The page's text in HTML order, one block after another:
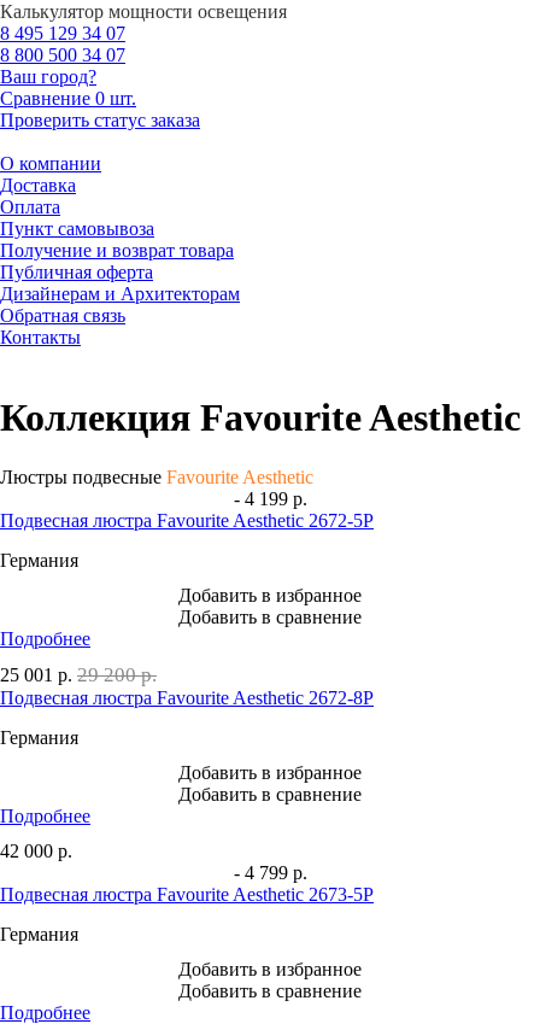
Калькулятор мощности освещения
8 495 129 34 07
8 800 500 34 07
Ваш город?
Сравнение 0 шт.
Проверить статус заказа
О компании
Доставка
Оплата
Пункт самовывоза
Получение и возврат товара
Публичная оферта
Дизайнерам и Архитекторам
Обратная связь
Контакты
Коллекция Favourite Aesthetic
Люстры подвесные Favourite Aesthetic
- 4 199 р.
Подвесная люстра Favourite Aesthetic 2672-5P
Германия
Добавить в избранное
Добавить в сравнение
Подробнее
25 001 р. 29 200 р.
Подвесная люстра Favourite Aesthetic 2672-8P
Германия
Добавить в избранное
Добавить в сравнение
Подробнее
42 000 р.
- 4 799 р.
Подвесная люстра Favourite Aesthetic 2673-5P
Германия
Добавить в избранное
Добавить в сравнение
Подробнее